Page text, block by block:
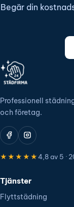
Begär din
Professionell
och företag.
★★★★★4,8 av 5 ·
Tjänster
Flyttstädning